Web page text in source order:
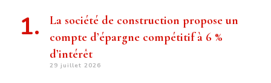
La société de construction propose un
compte d’épargne compétitif à 6 %
d’intérêt
29 juillet 2026